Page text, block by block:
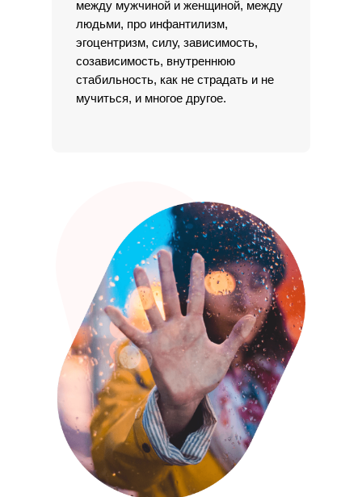
между мужчиной и женщиной, между
людьми, про инфантилизм,
эгоцентризм, силу, зависимость,
созависимость, внутреннюю
стабильность, как не страдать и не
мучиться, и многое другое.